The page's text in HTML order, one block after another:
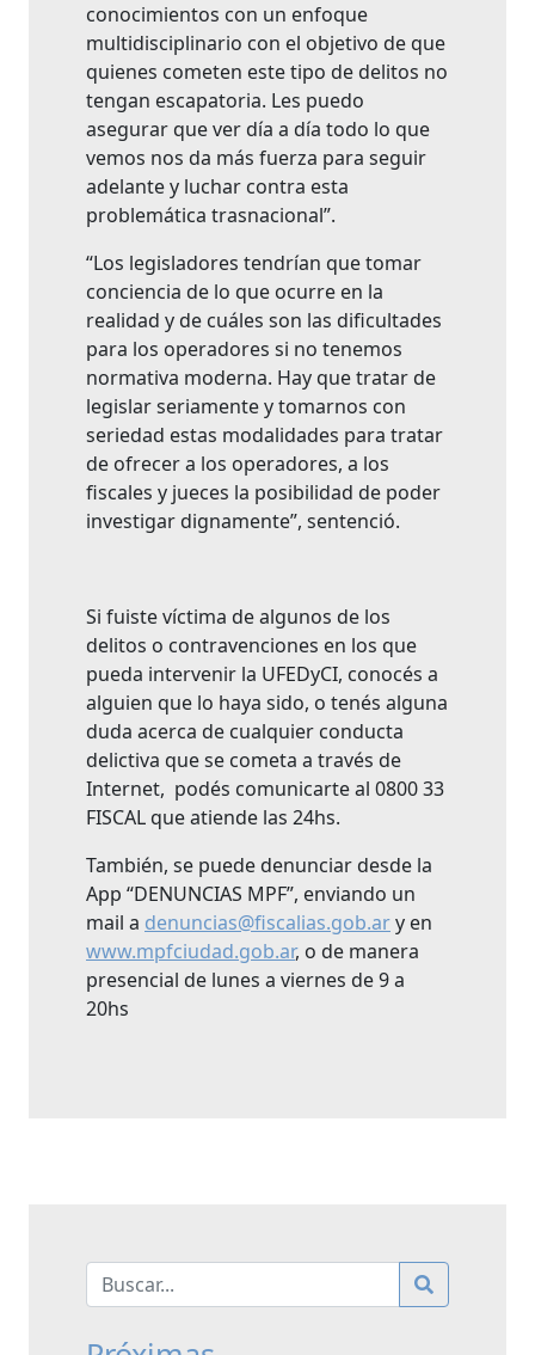
conocimientos con un enfoque
multidisciplinario con el objetivo de que
quienes cometen este tipo de delitos no
tengan escapatoria. Les puedo
asegurar que ver día a día todo lo que
vemos nos da más fuerza para seguir
adelante y luchar contra esta
problemática trasnacional”.
“Los legisladores tendrían que tomar
conciencia de lo que ocurre en la
realidad y de cuáles son las dificultades
para los operadores si no tenemos
normativa moderna. Hay que tratar de
legislar seriamente y tomarnos con
seriedad estas modalidades para tratar
de ofrecer a los operadores, a los
fiscales y jueces la posibilidad de poder
investigar dignamente”, sentenció.
Si fuiste víctima de algunos de los
delitos o contravenciones en los que
pueda intervenir la UFEDyCI, conocés a
alguien que lo haya sido, o tenés alguna
duda acerca de cualquier conducta
delictiva que se cometa a través de
Internet, podés comunicarte al 0800 33
FISCAL que atiende las 24hs.
También, se puede denunciar desde la
App “DENUNCIAS MPF”, enviando un
mail a denuncias@fiscalias.gob.ary en
www.mpfciudad.gob.ar, o de manera
presencial de lunes a viernes de 9 a
20hs